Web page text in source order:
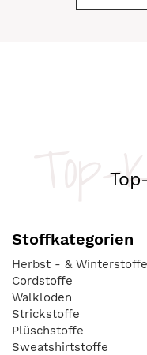
Stoffkategorien
Herbst - & Winterstoffe
Cordstoffe
Walkloden
Strickstoffe
Plüschstoffe
Sweatshirtstoffe